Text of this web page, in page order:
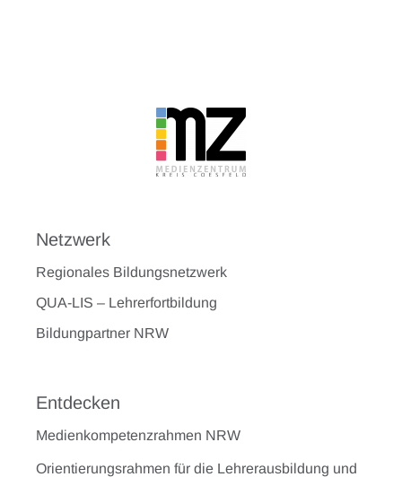
Netzwerk
Regionales Bildungsnetzwerk
QUA-LIS – Lehrerfortbildung
Bildungpartner NRW
Entdecken
Medienkompetenzrahmen NRW
Orientierungsrahmen für die Lehrerausbildung und